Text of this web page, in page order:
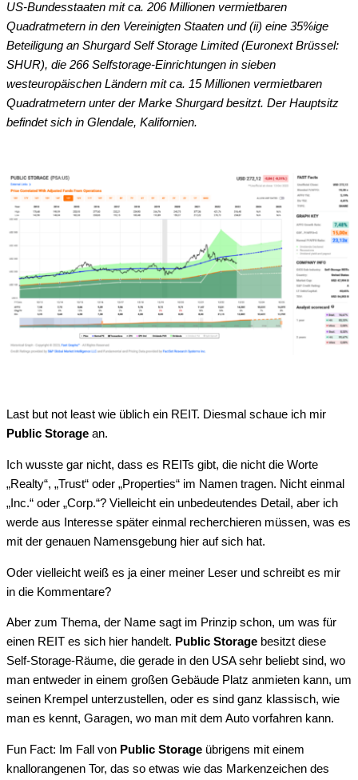
US-Bundesstaaten mit ca. 206 Millionen vermietbaren
Quadratmetern in den Vereinigten Staaten und (ii) eine 35%ige
Beteiligung an Shurgard Self Storage Limited (Euronext Brüssel:
SHUR), die 266 Selfstorage-Einrichtungen in sieben
westeuropäischen Ländern mit ca. 15 Millionen vermietbaren
Quadratmetern unter der Marke Shurgard besitzt. Der Hauptsitz
befindet sich in Glendale, Kalifornien.
Last but not least wie üblich ein REIT. Diesmal schaue ich mir
Public Storage an.
Ich wusste gar nicht, dass es REITs gibt, die nicht die Worte
„Realty“, „Trust“ oder „Properties“ im Namen tragen. Nicht einmal
„Inc.“ oder „Corp.“? Vielleicht ein unbedeutendes Detail, aber ich
werde aus Interesse später einmal recherchieren müssen, was es
mit der genauen Namensgebung hier auf sich hat.
Oder vielleicht weiß es ja einer meiner Leser und schreibt es mir
in die Kommentare?
Aber zum Thema, der Name sagt im Prinzip schon, um was für
einen REIT es sich hier handelt. Public Storage besitzt diese
Self-Storage-Räume, die gerade in den USA sehr beliebt sind, wo
man entweder in einem großen Gebäude Platz anmieten kann, um
seinen Krempel unterzustellen, oder es sind ganz klassisch, wie
man es kennt, Garagen, wo man mit dem Auto vorfahren kann.
Fun Fact: Im Fall von Public Storage übrigens mit einem
knallorangenen Tor, das so etwas wie das Markenzeichen des